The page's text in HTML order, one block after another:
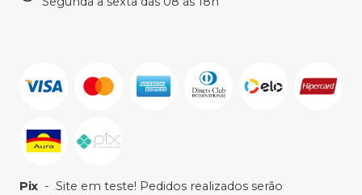
Pix - Site em teste! Pedidos realizados serão